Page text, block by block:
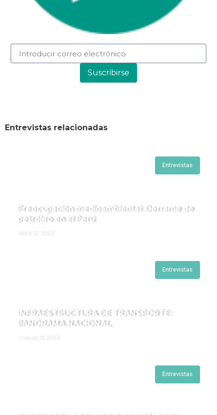
Suscribirse
Entrevistas relacionadas
Entrevistas
Preocupación medioambiental: Derrame de
petróleo en el Perú
Entrevistas
INFRAESTRUCTURA DE TRANSPORTE:
PANORAMA NACIONAL
Entrevistas